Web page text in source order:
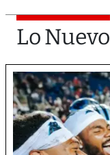
Lo Nuevo